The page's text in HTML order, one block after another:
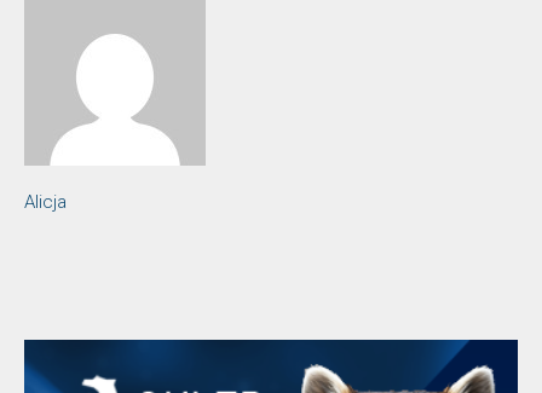
Alicja